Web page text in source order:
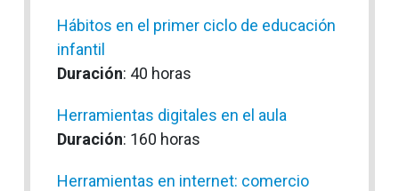
Hábitos en el primer ciclo de educación
infantil
Duración: 40 horas
Herramientas digitales en el aula
Duración: 160 horas
Herramientas en internet: comercio